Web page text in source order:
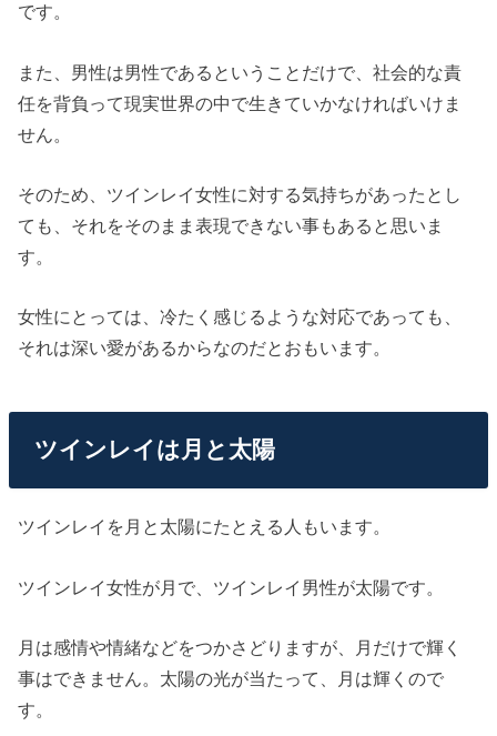
です。
また、男性は男性であるということだけで、社会的な責
任を背負って現実世界の中で生きていかなければいけま
せん。
そのため、ツインレイ女性に対する気持ちがあったとし
ても、それをそのまま表現できない事もあると思いま
す。
女性にとっては、冷たく感じるような対応であっても、
それは深い愛があるからなのだとおもいます。
ツインレイは月と太陽
ツインレイを月と太陽にたとえる人もいます。
ツインレイ女性が月で、ツインレイ男性が太陽です。
月は感情や情緒などをつかさどりますが、月だけで輝く
事はできません。太陽の光が当たって、月は輝くので
す。